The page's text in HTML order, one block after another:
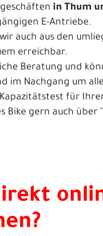
in Thum
E-Antriebe.
auch aus den
erreichbar.
Beratung und
im Nachgang um
für
Bike gern auch über